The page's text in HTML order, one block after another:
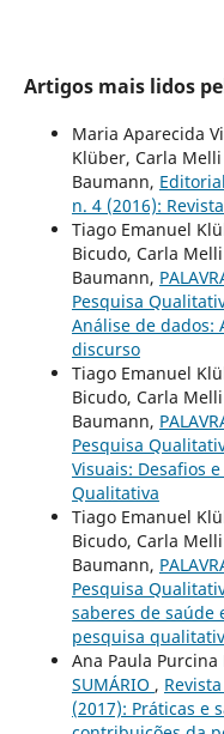
Artigos mais lidos
Maria Aparecida
Klüber, Carla
Baumann, Editorial
n. 4 (2016):
Tiago Emanuel
Bicudo, Carla
Baumann,
Pesquisa
Análise de dados:
discurso
Tiago Emanuel
Bicudo, Carla
Baumann,
Pesquisa
Visuais: Desafios
Qualitativa
Tiago Emanuel
Bicudo, Carla
Baumann,
Pesquisa
saberes de saúde
pesquisa
Ana Paula
SUMÁRIO ,
(2017): Práticas e